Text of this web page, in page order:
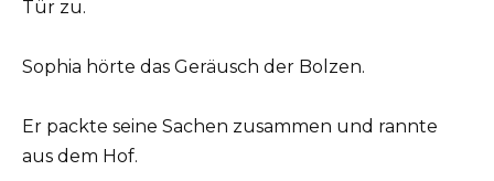
Tür zu.
Sophia hörte das Geräusch der Bolzen.
Er packte seine Sachen zusammen und rannte
aus dem Hof.